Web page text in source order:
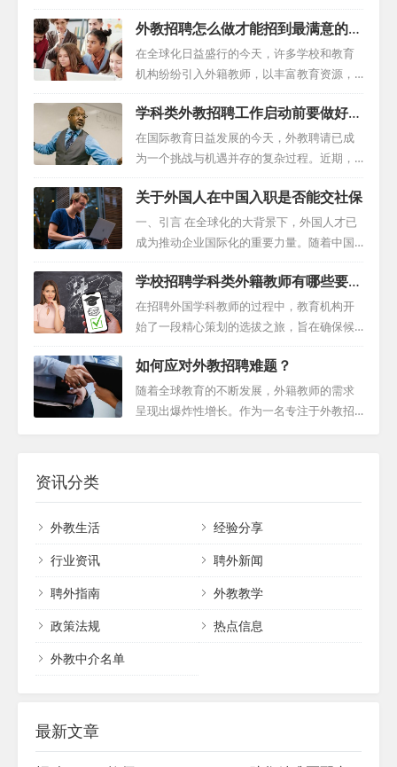
段。招聘外教的英语招聘尤为流行，为了确
保这些教育工作者能够顺利融入教育系统，
招聘过程必须采用一种既策略又细致的方
法。 制定精确的招聘路线 在开始招聘之前，
学校必须首先明确工作要求和外教招聘标
准。这需要制定全面的职位描述，并设定相
应的先决条件。这样做有助于在招聘过程中
对候选人进行有效的筛选和评估。 深入研究
可以帮助潜在的外籍教育工作者判断自己是
否适合该职位，还可以指导招聘人员对候选
人进行筛选和评...
外教招聘怎么做才能招到最满意的外
教？
在全球化日益盛行的今天，许多学校和教育
机构纷纷引入外籍教师，以丰富教育资源，
提升教学质量。然而，招聘外籍教师并非易
事，它涉及到诸多因素，如文化差异、语言
障碍、工作习惯等。因此，制定一份详尽的
招聘计划，明确各阶段的目标和任务，是成
功招聘外籍教师的关键。 首先，制定招聘计
划是基础。明确所需教师的数量、科目以及
工作时间，为后续工作奠定基础。同时，要
明确招聘的预算，以确保招聘工作的顺利进
聘渠道时，要综合考虑学校的实际情况和需
求。例如，学校的官方网站是一个很好的平
台，而专业的外...
学科类外教招聘工作启动前要做好充
足准备！
在国际教育日益发展的今天，外教聘请已成
为一个挑战与机遇并存的复杂过程。近期，
安徽一所学校成功引进一名外籍体育教师，
这一成功案例突显了准备充分和策略得当的
重要性。本文将详细探讨如何掌握这一艺
术，为学校提供一套有效的战略指南。 一、
了解市场环境 与招聘英语教师相比，学科型
外籍教师市场呈现出供不应求的态势。这不
仅要求学校具备辨别优质候选人的眼光，更
需未雨绸缪，提前做好招聘准备。 二、明确
义自身需求。这包括确定所需外籍教师的具
体科目、教学经验、资质要求等，以及预算
编制，确...
关于外国人在中国入职是否能交社保
一、引言 在全球化的大背景下，外国人才已
成为推动企业国际化的重要力量。随着中国
经济的快速发展和对外开放程度的提高，外
国人在中国入职的人数越来越多，也有越来
越多的企业招聘外国人，然而，外国人才在
中国的社会保障问题也日益凸显，成为企业
和个人关注的焦点。本指南旨在为雇主提供
关于外国人社保的全面指导，以确保合规并
维护员工福利。 二、外国人才在中国面临的
社会保障问题 外国人在中国入职面临的社会
学校招聘学科类外籍教师有哪些要
求？
在招聘外国学科教师的过程中，教育机构开
始了一段精心策划的选拔之旅，旨在确保候
选人具备必要的资格和专业知识，以适应学
科教学的专业需求。无论是教授羽毛球、篮
球还是其他任何学科，选拔标准都严谨而精
细，以满足职业教育的特性。 学历背景是基
学科的学历。这样的学历要求确保了候选人
如何应对外教招聘难题？
随着全球教育的不断发展，外籍教师的需求
呈现出爆炸性增长。作为一名专注于外教招
挑战之一是外籍教师资源的稀缺。尽管需求
持续增长，但合格的外籍教师数量有限。此
外，许多外教在求职时变得更加挑剔，这无
疑增加了学校找到合适候选人的难度。因
此，我们需要创新策略，以吸引更多合格的
外籍教师进入市场。 期望的不匹配 另一个常
资讯分类
外教生活
经验分享
行业资讯
聘外新闻
聘外指南
外教教学
政策法规
热点信息
外教中介名单
最新文章